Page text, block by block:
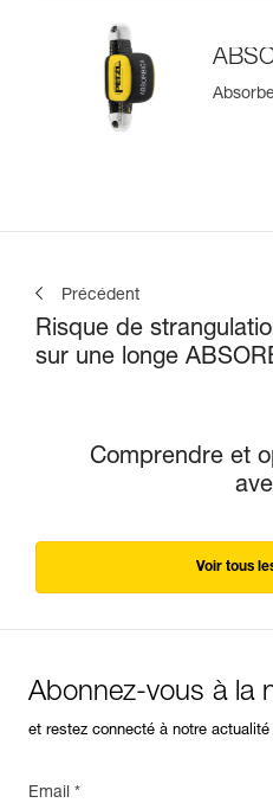
Précédent
Risque de
sur une longe
Comprendre et
Voir tous
Abonnez-vous à la
et restez connecté à notre actualité
Email *